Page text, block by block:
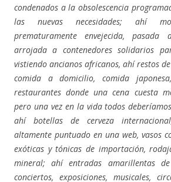
condenados a la obsolescencia
las nuevas necesidades; ahí
prematuramente envejecida, pasada
arrojada a contenedores solidarios
vistiendo ancianos africanos, ahí restos
comida a domicilio, comida
restaurantes donde una cena cuesta
pero una vez en la vida todos
ahí botellas de cerveza
altamente puntuado en una web, vasos
exóticas y tónicas de importación,
mineral; ahí entradas amarillentas
conciertos, exposiciones, musicales,